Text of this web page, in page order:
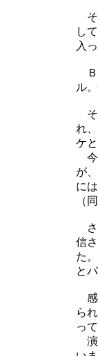
そ
し
入
Ｂ
ル
そ
れ
ケ
今
が
に
（
さ
信
た
と
感
ら
っ
演